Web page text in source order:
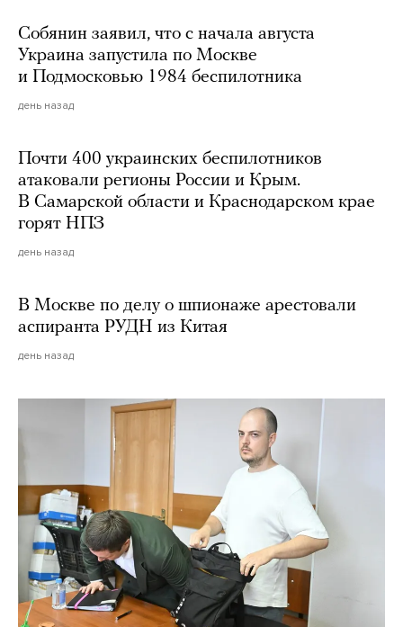
Собянин заявил, что с начала августа
Украина запустила по Москве
и Подмосковью 1984 беспилотника
день назад
Почти 400 украинских беспилотников
атаковали регионы России и Крым.
В Самарской области и Краснодарском крае
горят НПЗ
день назад
В Москве по делу о шпионаже арестовали
аспиранта РУДН из Китая
день назад